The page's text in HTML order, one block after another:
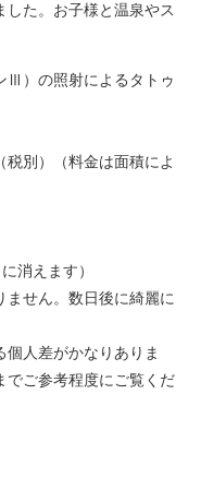
た。お子様と温泉やス
Ⅲ）の照射によるタトゥ
別）（料金は面積によ
消えます）
ません。数日後に綺麗に
人差がかなりありま
でご参考程度にご覧くだ